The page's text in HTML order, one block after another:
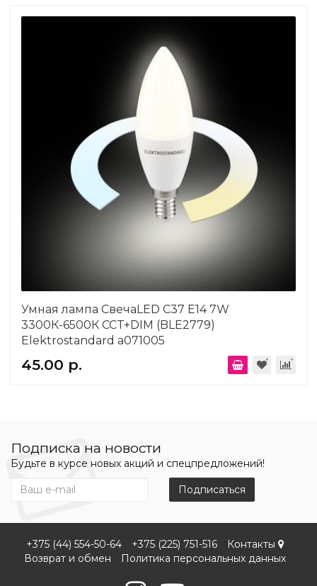
Умная лампа СвечаLED C37 Е14 7W
3300К-6500К CCT+DIM (BLE2779)
Elektrostandard a071005
45.00 р.
Подписка на новости
Будьте в курсе новых акций и спецпредложений!
Подписаться
+375 (44) 554-50-64 +375 (225) 751-516
Контакты
Возврат и обмен
Политика персональных данных